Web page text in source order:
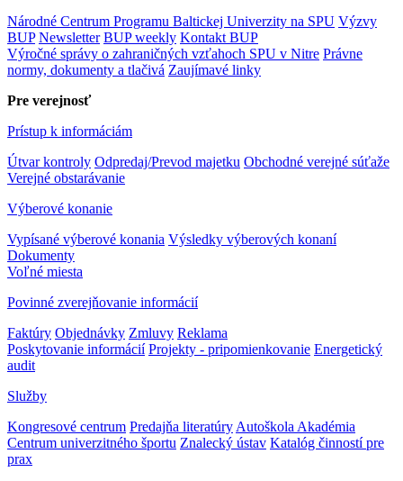
Národné Centrum Programu Baltickej Univerzity na SPU Výzvy
BUP Newsletter BUP weekly Kontakt BUP
Výročné správy o zahraničných vzťahoch SPU v Nitre Právne
normy, dokumenty a tlačivá Zaujímavé linky
Pre verejnosť
Prístup k informáciám
Útvar kontroly Odpredaj/Prevod majetku Obchodné verejné súťaže
Verejné obstarávanie
Výberové konanie
Vypísané výberové konania Výsledky výberových konaní
Dokumenty
Voľné miesta
Povinné zverejňovanie informácií
Faktúry Objednávky Zmluvy Reklama
Poskytovanie informácií Projekty - pripomienkovanie Energetický
audit
Služby
Kongresové centrum Predajňa literatúryAutoškola Akadémia
Centrum univerzitného športu Znalecký ústav Katalóg činností pre
prax